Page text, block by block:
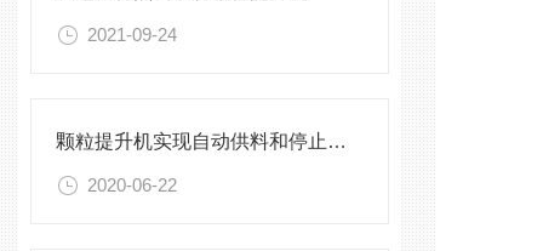
2021-09-24
颗粒提升机实现自动供料和停止的自动化功能
2020-06-22